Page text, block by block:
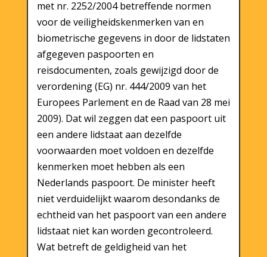
met nr. 2252/2004 betreffende normen
voor de veiligheidskenmerken van en
biometrische gegevens in door de lidstaten
afgegeven paspoorten en
reisdocumenten, zoals gewijzigd door de
verordening (EG) nr. 444/2009 van het
Europees Parlement en de Raad van 28 mei
2009). Dat wil zeggen dat een paspoort uit
een andere lidstaat aan dezelfde
voorwaarden moet voldoen en dezelfde
kenmerken moet hebben als een
Nederlands paspoort. De minister heeft
niet verduidelijkt waarom desondanks de
echtheid van het paspoort van een andere
lidstaat niet kan worden gecontroleerd.
Wat betreft de geldigheid van het